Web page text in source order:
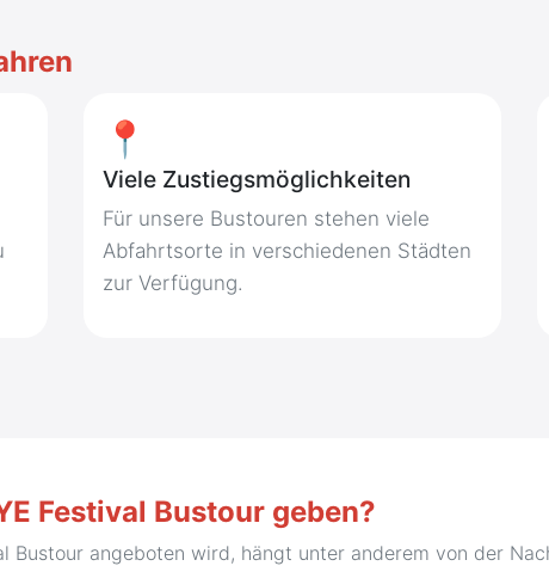
📍
Viele Zustiegsmöglichkeiten
Für unsere Bustouren stehen viele
Abfahrtsorte in verschiedenen Städten
zur Verfügung.
Festival Bustour geben?
Bustour angeboten wird, hängt unter anderem von der